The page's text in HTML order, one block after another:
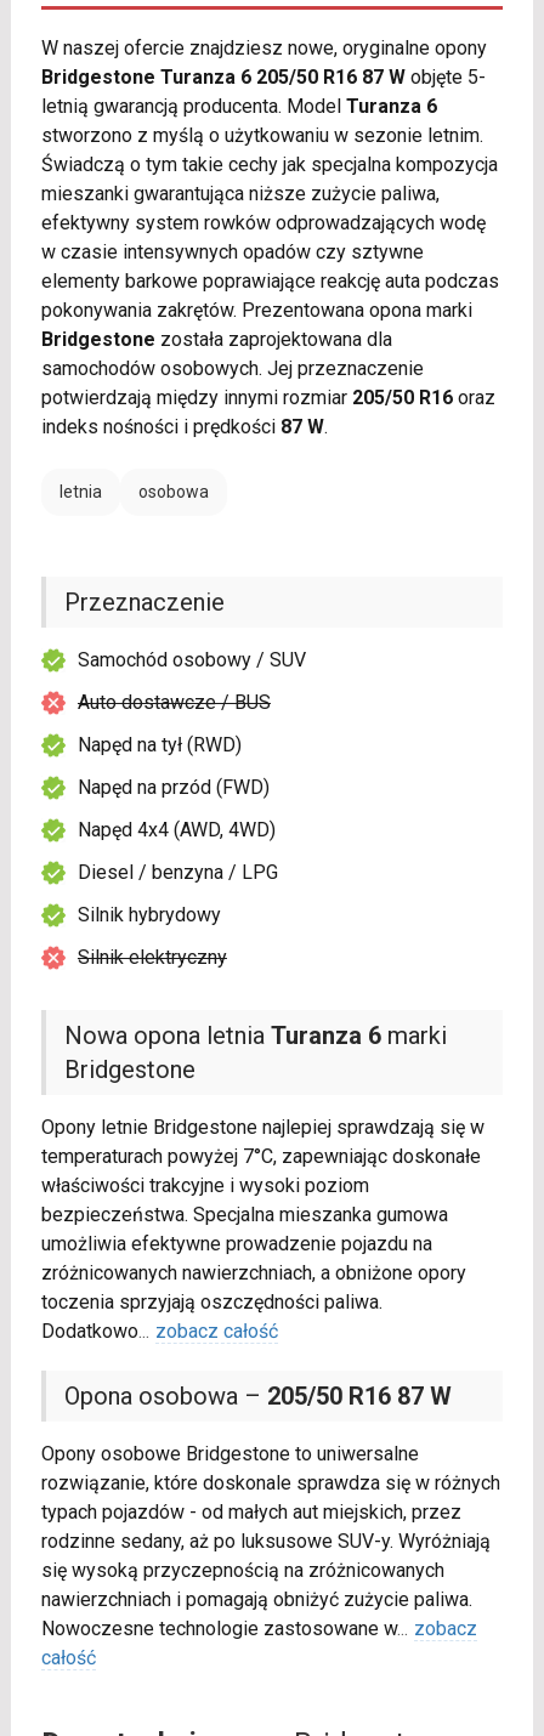
W naszej ofercie znajdziesz nowe, oryginalne opony
Bridgestone Turanza 6 205/50 R16 87 Wobjęte 5-
letnią gwarancją producenta. Model Turanza 6
stworzono z myślą o użytkowaniu w sezonie letnim.
Świadczą o tym takie cechy jak specjalna kompozycja
mieszanki gwarantująca niższe zużycie paliwa,
efektywny system rowków odprowadzających wodę
w czasie intensywnych opadów czy sztywne
elementy barkowe poprawiające reakcję auta podczas
pokonywania zakrętów. Prezentowana opona marki
Bridgestone została zaprojektowana dla
samochodów osobowych. Jej przeznaczenie
potwierdzają między innymi rozmiar 205/50 R16oraz
indeks nośności i prędkości 87 W.
letnia osobowa
Nowa opona letnia Turanza 6marki
Bridgestone
Opony letnie Bridgestone najlepiej sprawdzają się w
temperaturach powyżej 7°C, zapewniając doskonałe
właściwości trakcyjne i wysoki poziom
bezpieczeństwa. Specjalna mieszanka gumowa
umożliwia efektywne prowadzenie pojazdu na
zróżnicowanych nawierzchniach, a obniżone opory
toczenia sprzyjają oszczędności paliwa.
Dodatkowo... zobacz całość
Opona osobowa – 205/50 R16 87 W
Opony osobowe Bridgestone to uniwersalne
rozwiązanie, które doskonale sprawdza się w różnych
typach pojazdów - od małych aut miejskich, przez
rodzinne sedany, aż po luksusowe SUV-y. Wyróżniają
się wysoką przyczepnością na zróżnicowanych
nawierzchniach i pomagają obniżyć zużycie paliwa.
Nowoczesne technologie zastosowane w... zobacz
całość
Przeznaczenie
Samochód osobowy / SUV
Auto dostawcze / BUS
Napęd na tył (RWD)
Napęd na przód (FWD)
Napęd 4x4 (AWD, 4WD)
Diesel / benzyna / LPG
Silnik hybrydowy
Silnik elektryczny